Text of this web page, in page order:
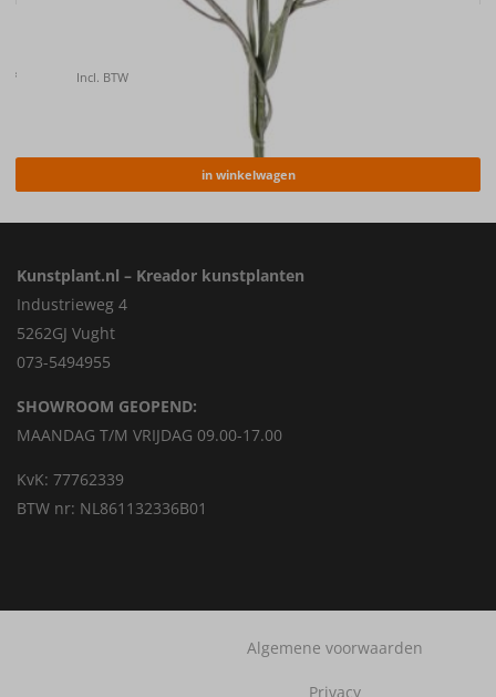
Kunstbloem Korenbloem (Centaurea cyanus) , 66cm
€ Incl. BTW
in winkelwagen
Kunstplant.nl – Kreador kunstplanten
Industrieweg 4
5262GJ Vught
073-5494955
SHOWROOM GEOPEND:
MAANDAG T/M VRIJDAG 09.00-17.00
KvK: 77762339
BTW nr: NL861132336B01
Algemene voorwaarden
Privacy